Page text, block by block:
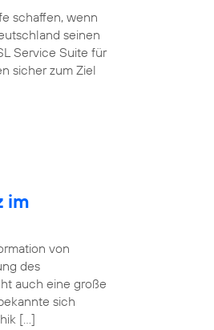
schaffen, wenn
seinen
Service Suite für
sicher zum Ziel
im
von
des
auch eine große
sich
[…]